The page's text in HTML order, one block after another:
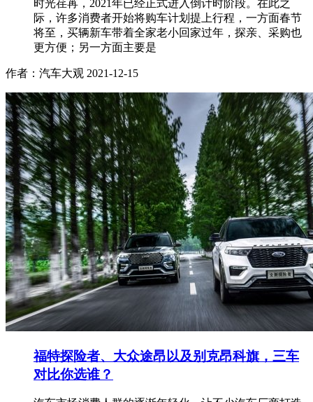
时光荏苒，2021年已经正式进入倒计时阶段。在此之
际，许多消费者开始将购车计划提上行程，一方面春节
将至，买辆新车带着全家老小回家过年，探亲、采购也
更方便；另一方面主要是
作者：汽车大观 2021-12-15
福特探险者、大众途昂以及别克昂科旗，三车
对比你选谁？